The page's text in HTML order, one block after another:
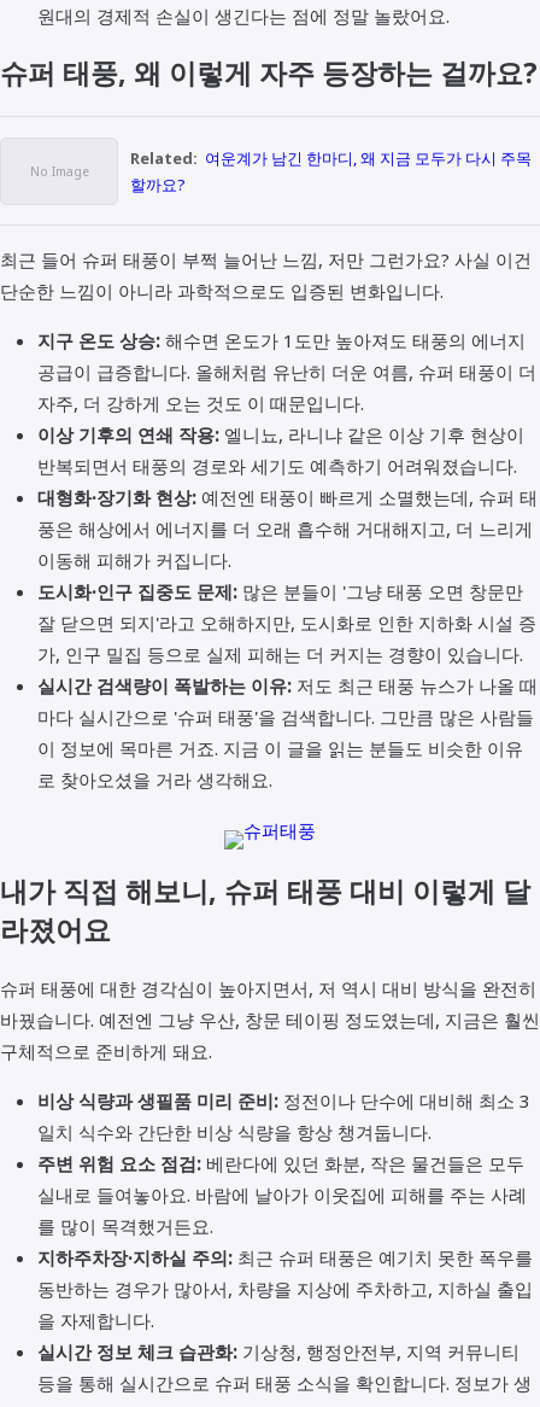
원대의 경제적 손실이 생긴다는 점에 정말 놀랐어요.
슈퍼 태풍, 왜 이렇게 자주 등장하는 걸까요?
Related: 여운계가 남긴 한마디, 왜 지금 모두가 다시 주목
할까요?
최근 들어 슈퍼 태풍이 부쩍 늘어난 느낌, 저만 그런가요? 사실 이건
단순한 느낌이 아니라 과학적으로도 입증된 변화입니다.
지구 온도 상승:해수면 온도가 1도만 높아져도 태풍의 에너지
공급이 급증합니다. 올해처럼 유난히 더운 여름, 슈퍼 태풍이 더
자주, 더 강하게 오는 것도 이 때문입니다.
이상 기후의 연쇄 작용:엘니뇨, 라니냐 같은 이상 기후 현상이
반복되면서 태풍의 경로와 세기도 예측하기 어려워졌습니다.
대형화·장기화 현상:예전엔 태풍이 빠르게 소멸했는데, 슈퍼 태
풍은 해상에서 에너지를 더 오래 흡수해 거대해지고, 더 느리게
이동해 피해가 커집니다.
도시화·인구 집중도 문제:많은 분들이 '그냥 태풍 오면 창문만
잘 닫으면 되지'라고 오해하지만, 도시화로 인한 지하화 시설 증
가, 인구 밀집 등으로 실제 피해는 더 커지는 경향이 있습니다.
실시간 검색량이 폭발하는 이유:저도 최근 태풍 뉴스가 나올 때
마다 실시간으로 '슈퍼 태풍'을 검색합니다. 그만큼 많은 사람들
이 정보에 목마른 거죠. 지금 이 글을 읽는 분들도 비슷한 이유
로 찾아오셨을 거라 생각해요.
내가 직접 해보니, 슈퍼 태풍 대비 이렇게 달
라졌어요
슈퍼 태풍에 대한 경각심이 높아지면서, 저 역시 대비 방식을 완전히
바꿨습니다. 예전엔 그냥 우산, 창문 테이핑 정도였는데, 지금은 훨씬
구체적으로 준비하게 돼요.
비상 식량과 생필품 미리 준비:정전이나 단수에 대비해 최소 3
일치 식수와 간단한 비상 식량을 항상 챙겨둡니다.
주변 위험 요소 점검:베란다에 있던 화분, 작은 물건들은 모두
실내로 들여놓아요. 바람에 날아가 이웃집에 피해를 주는 사례
를 많이 목격했거든요.
지하주차장·지하실 주의:최근 슈퍼 태풍은 예기치 못한 폭우를
동반하는 경우가 많아서, 차량을 지상에 주차하고, 지하실 출입
을 자제합니다.
실시간 정보 체크 습관화:기상청, 행정안전부, 지역 커뮤니티
등을 통해 실시간으로 슈퍼 태풍 소식을 확인합니다. 정보가 생